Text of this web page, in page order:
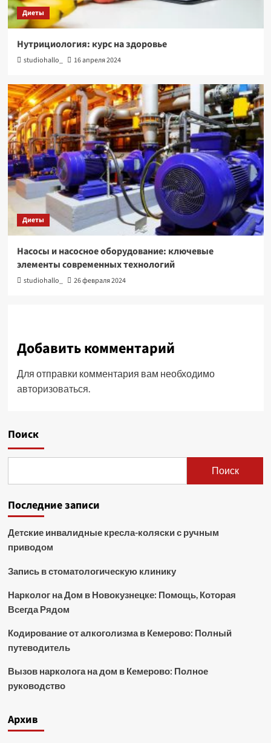
Диеты
Нутрициология: курс на здоровье
studiohallo_ 16 апреля 2024
Диеты
Насосы и насосное оборудование: ключевые
элементы современных технологий
studiohallo_ 26 февраля 2024
Добавить комментарий
Для отправки комментария вам необходимо
авторизоваться.
Поиск
Поиск
Последние записи
Детские инвалидные кресла-коляски с ручным
приводом
Запись в стоматологическую клинику
Нарколог на Дом в Новокузнецке: Помощь, Которая
Всегда Рядом
Кодирование от алкоголизма в Кемерово: Полный
путеводитель
Вызов нарколога на дом в Кемерово: Полное
руководство
Архив